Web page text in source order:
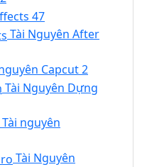
47
Tài Nguyên After
Capcut2
Tài Nguyên Dựng
Tài nguyên
Tài Nguyên